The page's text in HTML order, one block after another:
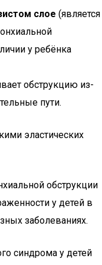
слое (является
у ребёнка
обструкцию из-
пути.
эластических
обструкции
у детей в
заболеваниях.
синдрома у детей